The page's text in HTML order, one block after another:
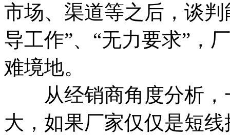
市场、渠道等之后，谈
导工作”、“无力要求”，
难境地。
从经销商角度分析，
大，如果厂家仅仅是短